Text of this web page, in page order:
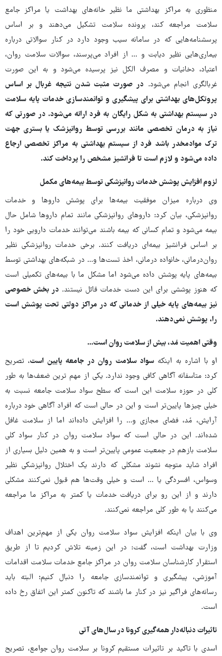
منظوری به مراکز بهداشتی ما نظیر خانه‌های بهداشت یا مراکز جامع
سلامت مراجعه کند، پرونده سلامت تشکیل می‌دهند و بر اساس
پرسشنامه‌هایی که در سامانه سیب وجود دارد در کنار سوالاتی درباره
بیماری‌هایی نظیر دیابت و ... از افراد می‌پرسند، سوالات سلامت روان،‌
اعتیاد، دخانیات و مصرف الکل‌ نیز پرسیده می‌شود و به این صورت
غربالگری انجام می‌شود. در صورت مثبت شدن نتیجه غربال بر اساس
پروتکل‌های بهداشتی برای پیشگیری و توانمندسازی خدمات پایه سلامت
در سیستم بهداشتی به شکل رایگان به فرد ارائه می‌شود. در صورتی که
نیاز به درمان تخصصی مانند بررسی توسط روانپزشک یا بستری جهت
ترک موادمخدر باشد فرد از سیستم بهداشتی به مراکز تخصصی ارجاع
داده می‌شود و لازم است تا فرانشیز مشخص را پرداخت کند.
لزوم افزایش پوشش خدمات روانپزشکی توسط بیمه‌های مکمل
وی درباره میزان موفقیت بیمه‌ها برای پوشش داروها و خدمات
روانپزشکی، بیان کرد: داروهای روانپزشکی مانند تمام داروها شامل حال
بیمه می‌شود و تمام کسانی که بیمه باشند می‌توانند خدمات دارویی خود را
بر اساس فرانشیز بیمه‌ای دریافت کنند. برخی خدمات روانپزشکی نظیر
روان‌درمانی،‌ خانواده درمانی، اخذ تست‌ها و... در شبکه‌های بهداشتی توسط
بیمه‌های پایه پوشش داده می‌شود اما مشکل ما با بیمه‌های تکمیلی است
که هنوز پوششی برای این دست خدمات قائل نیستند. در بخش خصوصی
نیز بیمه‌های پایه خیلی از خدماتی که در مراکز دولتی تحت پوشش است
را، پوشش نمی‌دهند.
وقتی اهمیت مُد، بیش از سلامت روان است...
او با اشاره به اینکهسواد سلامت روان در جامعه پایین است،‌ تصریح
کرد: متاسفانه آگاهی کافی وجود ندارد. یکی از مهم ترین ضعف‌ها به طور
کلی در حوزه سلامت این است که سطح سواد سلامت جامعه نسبت به
خیلی چیزها پایین‌تر است و این در حالی است که افراد آگاهی خود درباره
آرایش،‌ مُد، فضای مجازی و... را افزایش‌ داده‌اند اما از سلامت غافل
شده‌اند. این در حالی است که سواد سلامت روان در کنار سواد کلی
سلامت بازهم در جمعیت عمومی پایین‌تر است و به همین دلیل بسیاری از
افراد شاید متوجه نشوند مشکلی که دارند یک اختلال روانپزشکی نظیر
وسواس،‌ افسردگی یا ... است و خیلی وقت‌ها هم قبول نمی‌کنند مشکلی
دارند و از این رو برای دریافت خدمات یا کمتر به مراکز ما مراجعه
می‌کنند یا به طور کلی مراجعه نمی‌کنند.
وی با بیان اینکه افزایش سواد سلامت روان یکی از مهم‌ترین اهداف
وزارت بهداشت است،‌ گفت: در این زمینه تلاش کردیم تا از طریق
استقرار کارشناسان سلامت روان در مراکز جامع خدمات سلامت اقدامات
آموزشی،‌ پیشگیری و توانمندسازی جامعه را دنبال کنیم؛ البته باید
رسانه‌های فراگیر نیز در کنار ما باشند که تاکنون کمتر این اتفاق رخ داده
است.
تاثیرات دنباله‌دار همه‌گیری کرونا در سال‌های آتی
اسدی با تاکید بر تاثیرات مستقیم کرونا بر سلامت روان جوامع،‌ تصریح